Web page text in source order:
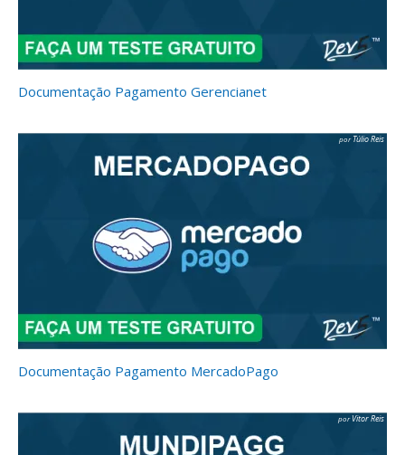
Documentação Pagamento Gerencianet
Documentação Pagamento MercadoPago
Túlio Reis
Vitor Reis